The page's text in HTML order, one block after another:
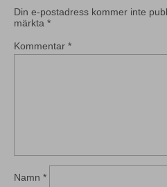
Din e-postadress kommer inte
märkta *
Kommentar *
Namn *